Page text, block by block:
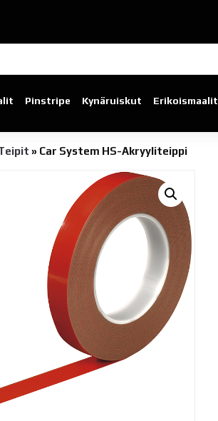
Pinstripe Kynäruiskut Erikoismaalit
» Car System HS-Akryyliteippi